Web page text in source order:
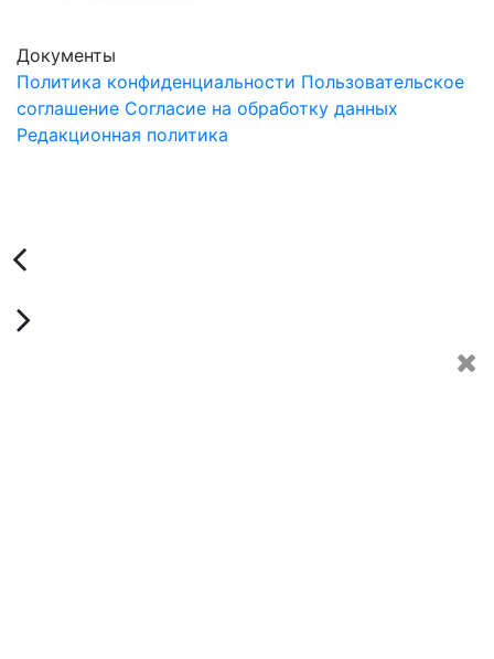
Документы
Политика конфиденциальности Пользовательское
соглашение Согласие на обработку данных
Редакционная политика